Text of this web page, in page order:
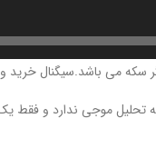
سکه می باشد.سیگنال
تحلیل موجی ندارد و فقط